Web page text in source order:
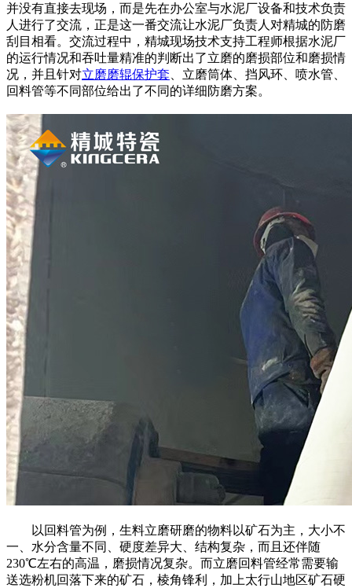
并没有直接去现场，而是先在办公室与水泥厂设备和技术负责
人进行了交流，正是这一番交流让水泥厂负责人对精城的防磨
刮目相看。交流过程中，精城现场技术支持工程师根据水泥厂
的运行情况和吞吐量精准的判断出了立磨的磨损部位和磨损情
况，并且针对立磨磨辊保护套 、立磨筒体、挡风环、喷水管、
回料管等不同部位给出了不同的详细防磨方案。
以回料管为例，生料立磨研磨的物料以矿石为主，大小不
一、水分含量不同、硬度差异大、结构复杂，而且还伴随
230℃左右的高温，磨损情况复杂。而立磨回料管经常需要输
送选粉机回落下来的矿石，棱角锋利，加上太行山地区矿石硬